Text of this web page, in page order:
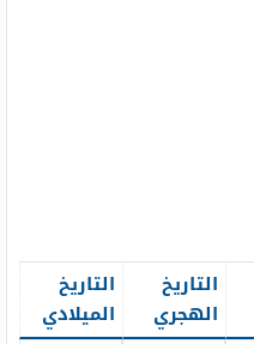
التاريخ
الهجري
التاريخ
الميلادي